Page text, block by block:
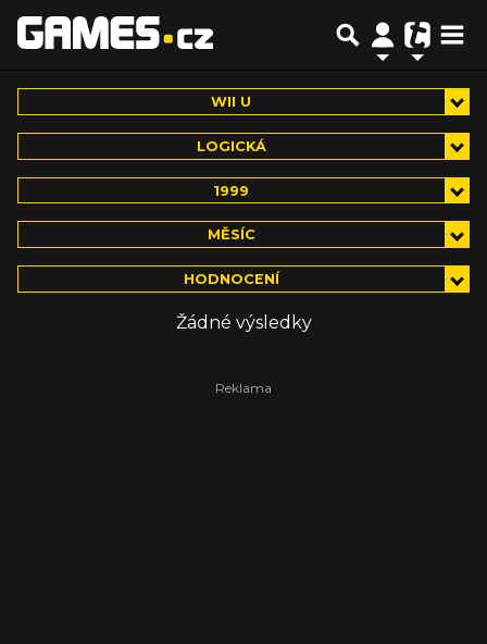
WII U
LOGICKÁ
1999
MĚSÍC
HODNOCENÍ
Žádné výsledky